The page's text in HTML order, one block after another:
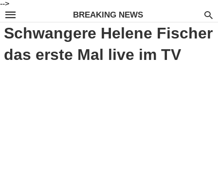
-->
BREAKING NEWS
Schwangere Helene Fischer
das erste Mal live im TV